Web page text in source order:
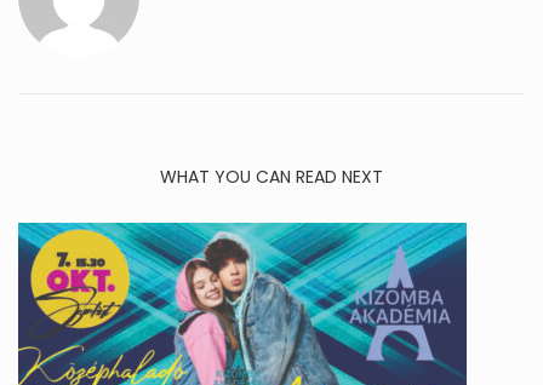
WHAT YOU CAN READ NEXT